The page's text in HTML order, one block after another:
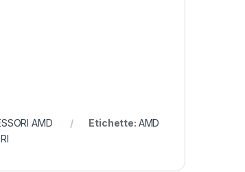
AMD Etichette: AMD